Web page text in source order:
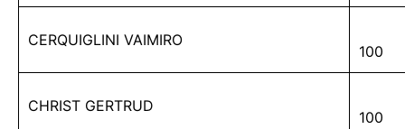
CERQUIGLINI VAIMIRO
100
CHRIST GERTRUD
100